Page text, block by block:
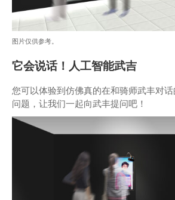
图片仅供参考。
它会说话！人工智能武吉
您可以体验到仿佛真的在和骑师武丰对
问题，让我们一起向武丰提问吧！